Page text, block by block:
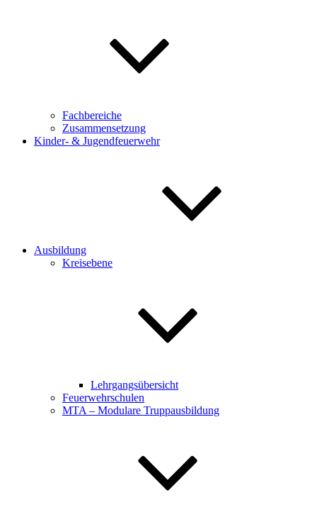
Fachbereiche
Zusammensetzung
Kinder- & Jugendfeuerwehr
Ausbildung
Kreisebene
Lehrgangsübersicht
Feuerwehrschulen
MTA – Modulare Truppausbildung